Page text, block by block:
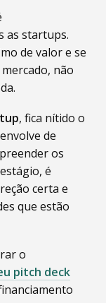
as startups.
de valor e se
não
, fica nítido o
de
os
é
certa e
que estão
o
pitch deck